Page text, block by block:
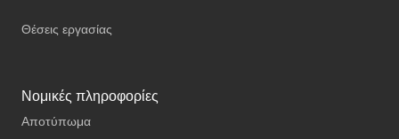
Θέσεις εργασίας
Νομικές πληροφορίες
Αποτύπωμα